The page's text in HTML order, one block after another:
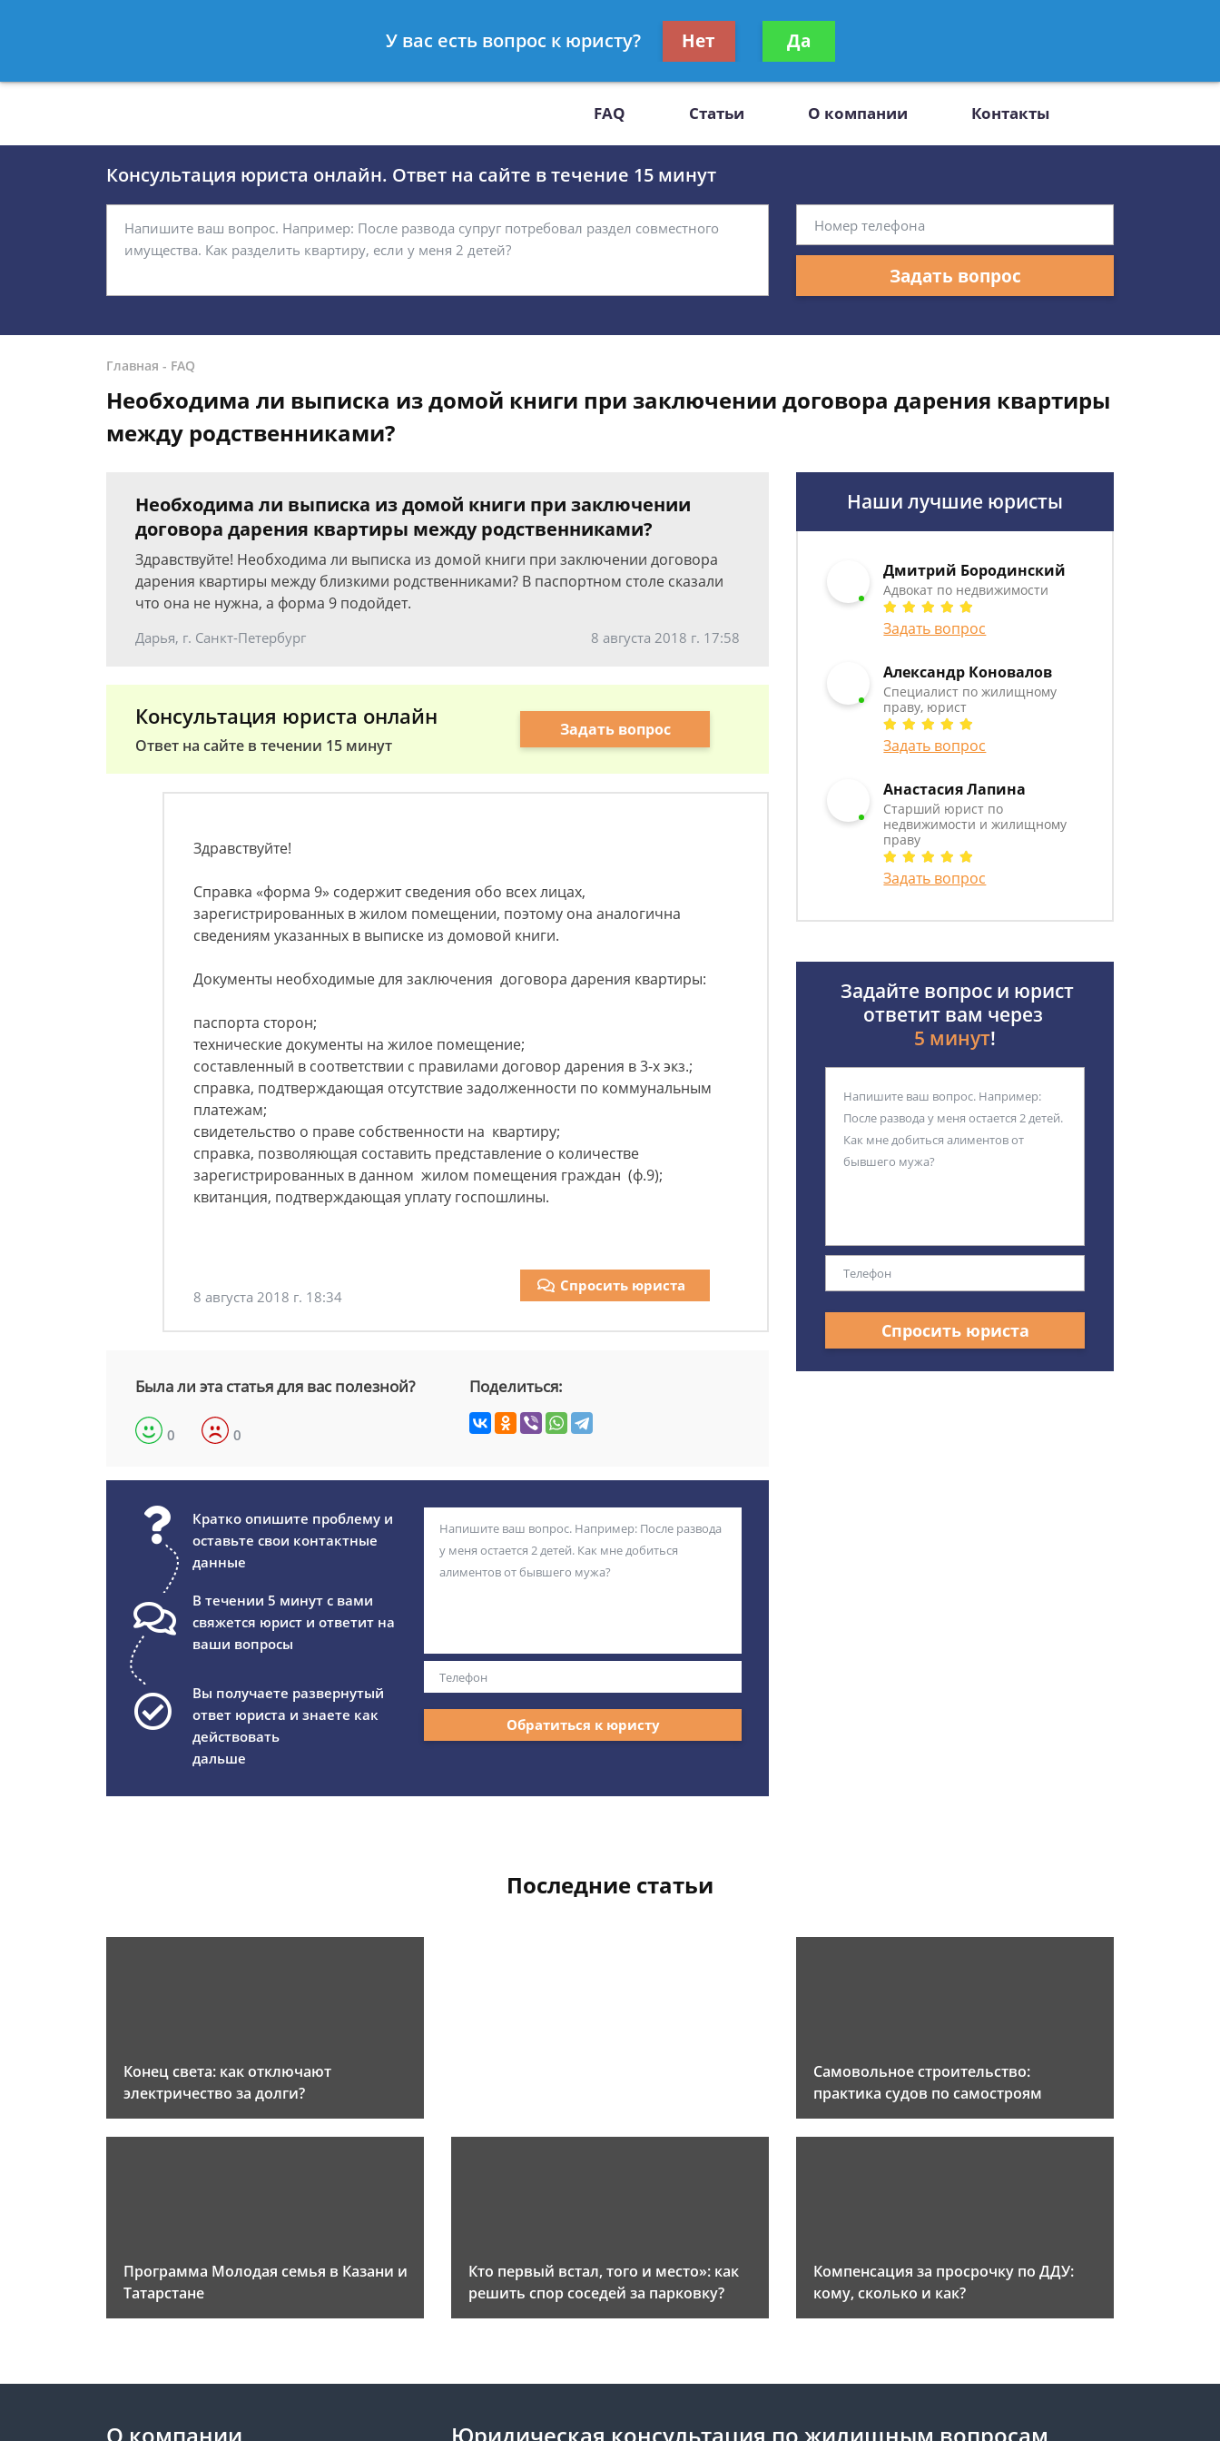
8 812 509-27-47
Получите консультацию
бесплатно
FAQ Статьи О компании Контакты
Консультация юриста онлайн. Ответ на сайте в течение 15 минут
Задать вопрос
Главная - FAQ
Необходима ли выписка из домой книги при заключении договора дарения квартиры
между родственниками?
Необходима ли выписка из домой книги при заключении
договора дарения квартиры между родственниками?
Здравствуйте! Необходима ли выписка из домой книги при заключении договора
дарения квартиры между близкими родственниками? В паспортном столе сказали
что она не нужна, а форма 9 подойдет.
Дарья, г. Санкт-Петербург 8 августа 2018 г. 17:58
Консультация юриста онлайн
Ответ на сайте в течении 15 минут
Задать вопрос
Здравствуйте!
Справка «форма 9» содержит сведения обо всех лицах,
зарегистрированных в жилом помещении, поэтому она аналогична
сведениям указанных в выписке из домовой книги.
Документы необходимые для заключения договора дарения квартиры:
паспорта сторон;
технические документы на жилое помещение;
составленный в соответствии с правилами договор дарения в 3-х экз.;
справка, подтверждающая отсутствие задолженности по коммунальным
платежам;
свидетельство о праве собственности на квартиру;
справка, позволяющая составить представление о количестве
зарегистрированных в данном жилом помещения граждан (ф.9);
квитанция, подтверждающая уплату госпошлины.
8 августа 2018 г. 18:34
Спросить юриста
Была ли эта статья для вас полезной?
0 0
Поделиться:
Кратко опишите проблему и
оставьте свои контактные
данные
В течении 5 минут с вами
свяжется юрист и ответит на
ваши вопросы
Вы получаете развернутый
ответ юриста и знаете как
действовать
дальше
Обратиться к юристу
Наши лучшие юристы
Дмитрий Бородинский
Адвокат по недвижимости
Задать вопрос
Александр Коновалов
Специалист по жилищному
праву, юрист
Задать вопрос
Анастасия Лапина
Старший юрист по
недвижимости и жилищному
праву
Задать вопрос
Задайте вопрос и юрист
ответит вам через
5 минут!
Спросить юриста
Последние статьи
Конец света: как отключают
электричество за долги?
Самовольное строительство:
практика судов по самостроям
Программа Молодая семья в Казани и
Татарстане
Кто первый встал, того и место»: как
решить спор соседей за парковку?
Компенсация за просрочку по ДДУ:
кому, сколько и как?
У вас есть вопрос к юристу? Нет Да